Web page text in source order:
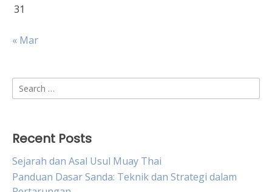
31
« Mar
Search
for:
Recent Posts
Sejarah dan Asal Usul Muay Thai
Panduan Dasar Sanda: Teknik dan Strategi dalam